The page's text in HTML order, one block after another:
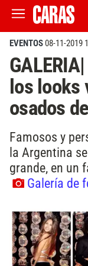
EVENTOS08-11-2019
los looks
osados
Famosos y
la Argentina
grande, en un
Galería de